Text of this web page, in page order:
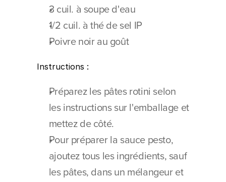
3 cuil. à soupe d'eau
1/2 cuil. à thé de sel IP
Poivre noir au goût
Instructions :
Préparez les pâtes rotini selon
les instructions sur l'emballage et
mettez de côté.
Pour préparer la sauce pesto,
ajoutez tous les ingrédients, sauf
les pâtes, dans un mélangeur et